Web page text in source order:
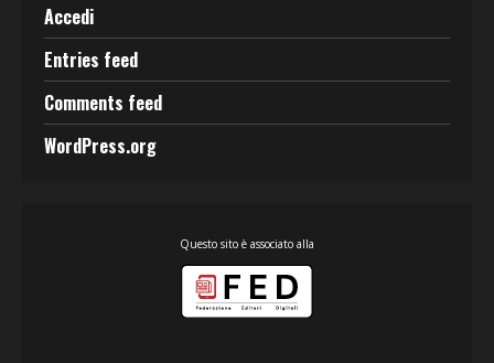
Accedi
Entries feed
Comments feed
WordPress.org
Questo sito è associato alla